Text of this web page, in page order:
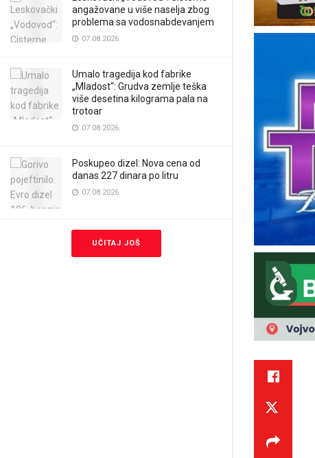
angažovane u više naselja zbog
problema sa vodosnabdevanjem
07.08.2026.
Umalo tragedija kod fabrike
„Mladost“: Grudva zemlje teška
više desetina kilograma pala na
trotoar
07.08.2026.
Poskupeo dizel: Nova cena od
danas 227 dinara po litru
07.08.2026.
UČITAJ JOŠ